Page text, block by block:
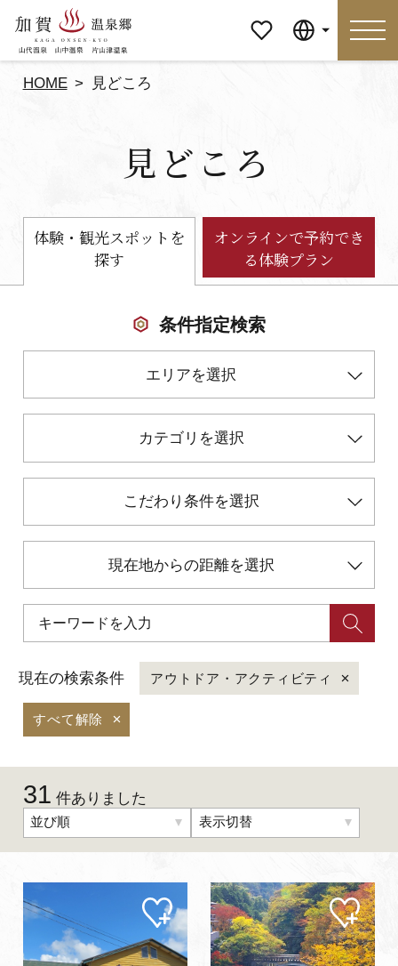
ージ
見どころ 食べる
イベント
アクセス
マイページ
初めての加賀温泉郷
加賀に泊まって！北陸巡り♪
ご当地グルメ
加賀 旅先納税
お知らせ
写真ダウンロード
よくあるご質問・お問い合わせ
プライバシーポリシー
HOME 見どころ
見どころ
体験・観光スポットを
探す
オンラインで予約でき
る体験プラン
条件指定検索
エリアを選択
カテゴリを選択
こだわり条件を選択
現在地からの距離を選択
現在の検索条件 アウトドア・アクティビティ
すべて解除
31 件ありました
並び順 表示切替
マイ
ペー
ジに
追加
マイ
ペー
ジに
追加